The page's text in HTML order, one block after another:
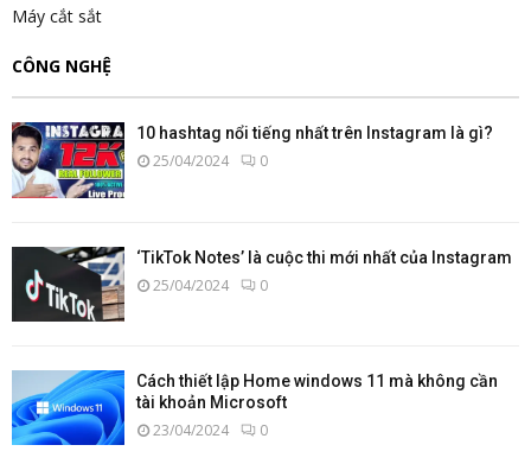
Máy cắt sắt
CÔNG NGHỆ
10 hashtag nổi tiếng nhất trên Instagram là gì?
25/04/2024 0
‘TikTok Notes’ là cuộc thi mới nhất của Instagram
25/04/2024 0
Cách thiết lập Home windows 11 mà không cần
tài khoản Microsoft
23/04/2024 0